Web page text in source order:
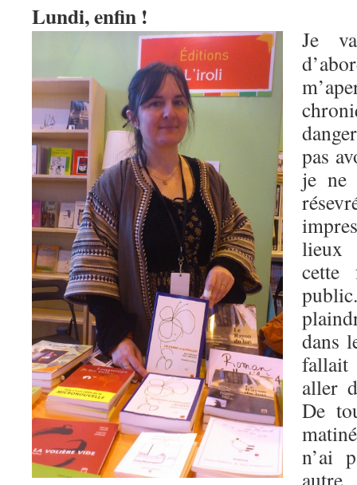
Lundi, enfin !
Je
pas
je ne
lieux
cette
dans
aller
De
n’ai